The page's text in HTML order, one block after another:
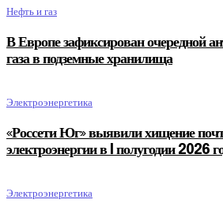
Нефть и газ
В Европе зафиксирован очередной
газа в подземные хранилища
Электроэнергетика
«Россети Юг» выявили хищение
электроэнергии в I полугодии 2026
Электроэнергетика